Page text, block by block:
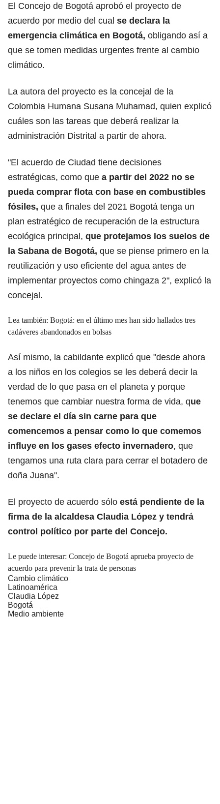
El Concejo de Bogotá aprobó el proyecto de
acuerdo por medio del cual se declara la
emergencia climática en Bogotá, obligando así a
que se tomen medidas urgentes frente al cambio
climático.
La autora del proyecto es la concejal de la
Colombia Humana Susana Muhamad, quien explicó
cuáles son las tareas que deberá realizar la
administración Distrital a partir de ahora.
"El acuerdo de Ciudad tiene decisiones
estratégicas, como que a partir del 2022 no se
pueda comprar flota con base en combustibles
fósiles, que a finales del 2021 Bogotá tenga un
plan estratégico de recuperación de la estructura
ecológica principal, que protejamos los suelos de
la Sabana de Bogotá, que se piense primero en la
reutilización y uso eficiente del agua antes de
implementar proyectos como chingaza 2", explicó la
concejal.
Lea también: Bogotá: en el último mes han sido hallados tres
cadáveres abandonados en bolsas
Así mismo, la cabildante explicó que "desde ahora
a los niños en los colegios se les deberá decir la
verdad de lo que pasa en el planeta y porque
tenemos que cambiar nuestra forma de vida, que
se declare el día sin carne para que
comencemos a pensar como lo que comemos
influye en los gases efecto invernadero, que
tengamos una ruta clara para cerrar el botadero de
doña Juana".
El proyecto de acuerdo sólo está pendiente de la
firma de la alcaldesa Claudia López y tendrá
control político por parte del Concejo.
Le puede interesar: Concejo de Bogotá aprueba proyecto de
acuerdo para prevenir la trata de personas
Cambio climático
Latinoamérica
Claudia López
Bogotá
Medio ambiente